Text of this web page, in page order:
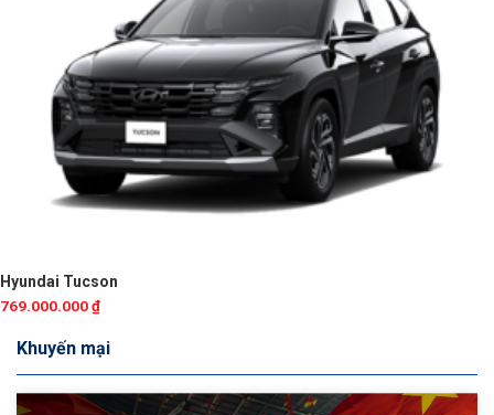
Hyundai Tucson
769.000.000₫
Khuyến mại